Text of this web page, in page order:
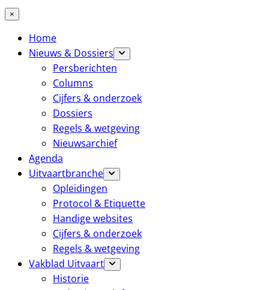
×
Home
Nieuws & Dossiers
Persberichten
Columns
Cijfers & onderzoek
Dossiers
Regels & wetgeving
Nieuwsarchief
Agenda
Uitvaartbranche
Opleidingen
Protocol & Etiquette
Handige websites
Cijfers & onderzoek
Regels & wetgeving
Vakblad Uitvaart
Historie